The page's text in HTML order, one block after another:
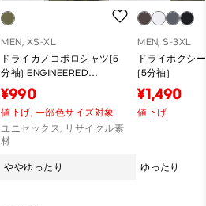
MEN, XS-XL
ドライカノコポロシャツ(5
分袖) ENGINEERED
GARMENTS
¥990
値下げ, 一部色サイズ対象
ユニセックス, リサイクル素
材
ややゆったり
MEN, S-3XL
ドライボクシ
(5分袖)
¥1,490
値下げ
ゆったり